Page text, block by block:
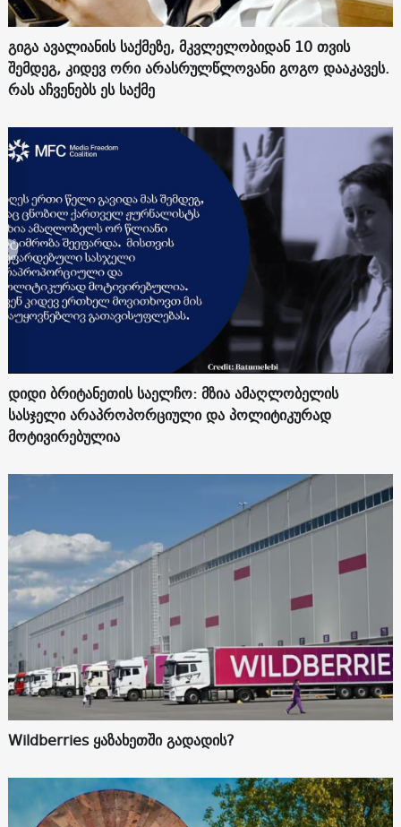
გიგა ავალიანის საქმეზე, მკვლელობიდან 10 თვის
შემდეგ, კიდევ ორი არასრულწლოვანი გოგო დააკავეს.
რას აჩვენებს ეს საქმე
დიდი ბრიტანეთის საელჩო: მზია ამაღლობელის
სასჯელი არაპროპორციული და პოლიტიკურად
მოტივირებულია
Wildberries ყაზახეთში გადადის?